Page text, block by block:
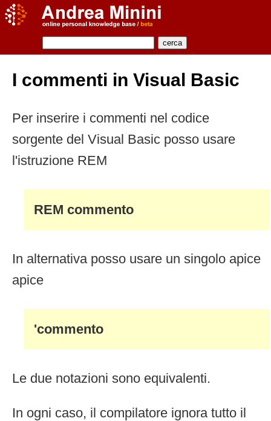
I commenti in Visual Basic
Per inserire i commenti nel codice
sorgente del Visual Basic posso usare
l'istruzione REM
REM commento
In alternativa posso usare un singolo apice
apice
'commento
Le due notazioni sono equivalenti.
In ogni caso, il compilatore ignora tutto il